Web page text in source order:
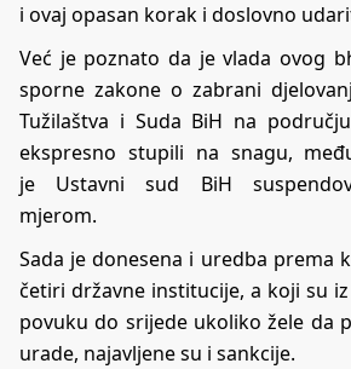
i ovaj opasan korak i doslovno
Već je poznato da je vlada ovog
sporne zakone o zabrani
Tužilaštva i Suda BiH na području
ekspresno stupili na snagu,
je Ustavni sud BiH
mjerom.
Sada je donesena i uredba prema
četiri državne institucije, a koji su iz
povuku do srijede ukoliko žele da
urade, najavljene su i sankcije.